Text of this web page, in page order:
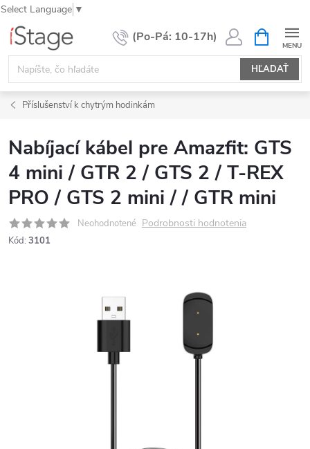
Select Language ▼
Prejsť
obsah
HĽADAŤ
KOŠÍK
Příslušenství k chytrým hodinkám
Nabíjací kábel pre Amazfit: GTS
4 mini / GTR 2 / GTS 2 / T-REX
PRO / GTS 2 mini / / GTR mini
Neohodnotené Podrobnosti hodnotenia
Kód: 3101